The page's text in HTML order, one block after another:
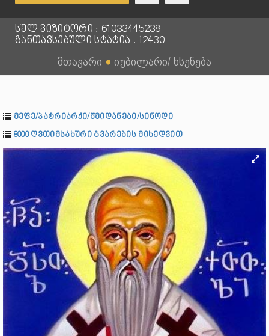
სულ ვიზიტორი : 61033445238
განთავსებული სტატია : 12430
მთავარი ● იუბილარი/ ხსენება
მეფე/პატრიარქი/წმიდანები/სინოდი
8000 ღვთიმსახური გვარების მიხედვით